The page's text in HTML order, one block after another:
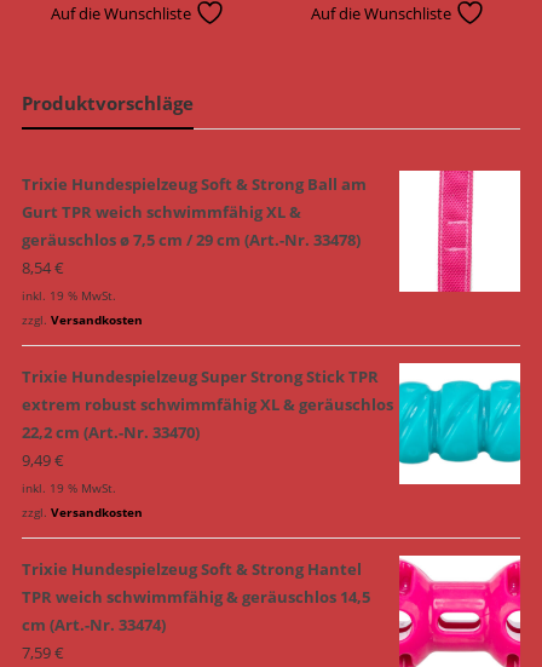
Auf die Wunschliste Auf die Wunschliste
Produktvorschläge
Trixie Hundespielzeug Soft & Strong Ball am
Gurt TPR weich schwimmfähig XL &
geräuschlos ø 7,5 cm / 29 cm (Art.-Nr. 33478)
8,54€
inkl. 19 % MwSt.
zzgl. Versandkosten
Trixie Hundespielzeug Super Strong Stick TPR
extrem robust schwimmfähig XL & geräuschlos
22,2 cm (Art.-Nr. 33470)
9,49€
inkl. 19 % MwSt.
zzgl. Versandkosten
Trixie Hundespielzeug Soft & Strong Hantel
TPR weich schwimmfähig & geräuschlos 14,5
cm (Art.-Nr. 33474)
7,59€